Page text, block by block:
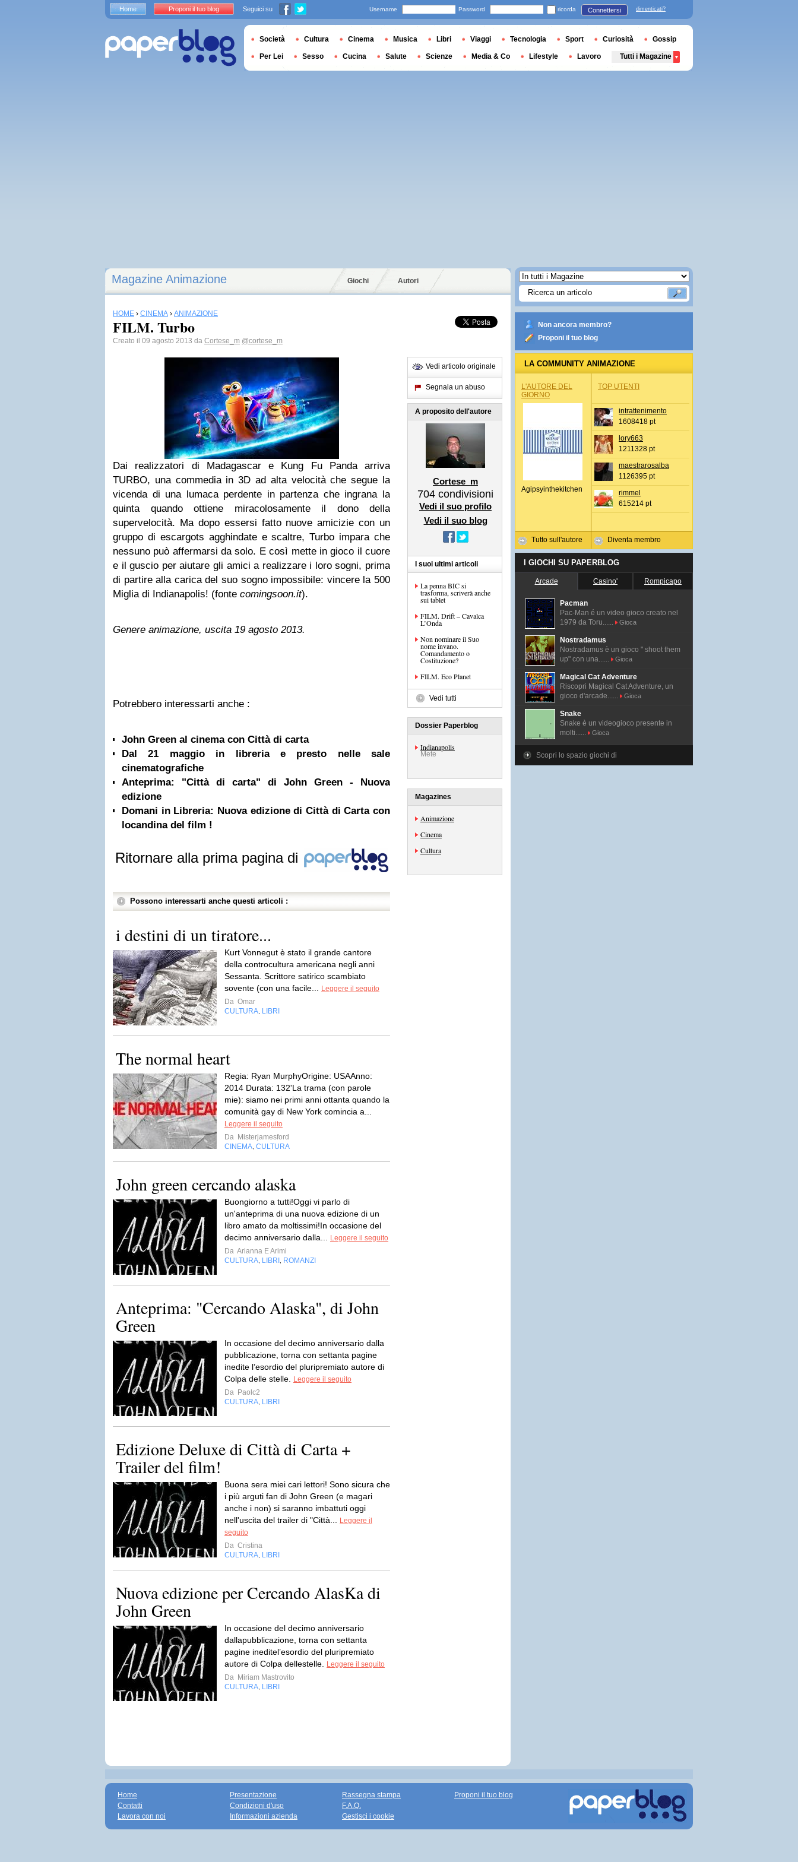
Magazine Animazione Giochi Autori
HOME › CINEMA › ANIMAZIONE
FILM. Turbo
Creato il 09 agosto 2013 da Cortese_m @cortese_m
Dai realizzatori di Madagascar e Kung Fu Panda arriva
TURBO, una commedia in 3D ad alta velocità che segue la
vicenda di una lumaca perdente in partenza che ingrana la
quinta quando ottiene miracolosamente il dono della
supervelocità. Ma dopo essersi fatto nuove amicizie con un
gruppo di escargots agghindate e scaltre, Turbo impara che
nessuno può affermarsi da solo. E così mette in gioco il cuore
e il guscio per aiutare gli amici a realizzare i loro sogni, prima
di partire alla carica del suo sogno impossibile: vincere la 500
Miglia di Indianapolis! (fonte comingsoon.it).
Genere animazione, uscita 19 agosto 2013.
Potrebbero interessarti anche :
John Green al cinema con Città di carta
Dal 21 maggio in libreria e presto nelle sale
cinematografiche
Anteprima: "Città di carta" di John Green - Nuova
edizione
Domani in Libreria: Nuova edizione di Città di Carta con
locandina del film !
Ritornare alla prima pagina di
Possono interessarti anche questi articoli :
i destini di un tiratore...
Kurt Vonnegut è stato il grande cantore
della controcultura americana negli anni
Sessanta. Scrittore satirico scambiato
sovente (con una facile...
Leggere il seguito
Da Omar
CULTURA LIBRI
The normal heart
Regia: Ryan MurphyOrigine: USAAnno:
2014 Durata: 132'La trama (con parole
mie): siamo nei primi anni ottanta quando la
comunità gay di New York comincia a...
Leggere il seguito
Da Misterjamesford
CINEMA CULTURA
John green cercando alaska
Buongiorno a tutti!Oggi vi parlo di
un'anteprima di una nuova edizione di un
libro amato da moltissimi!In occasione del
decimo anniversario dalla...
Leggere il seguito
Da Arianna E Arimi
CULTURA LIBRI ROMANZI
Anteprima: "Cercando Alaska", di John
Green
In occasione del decimo anniversario dalla
pubblicazione, torna con settanta pagine
inedite l’esordio del pluripremiato autore di
Colpa delle stelle.
Leggere il seguito
Da Paolc2
CULTURA LIBRI
Edizione Deluxe di Città di Carta +
Trailer del film!
Buona sera miei cari lettori! Sono sicura che
i più arguti fan di John Green (e magari
anche i non) si saranno imbattuti oggi
nell'uscita del trailer di "Città...
Leggere il
seguito
Da Cristina
CULTURA LIBRI
Nuova edizione per Cercando AlasKa di
John Green
In occasione del decimo anniversario
dallapubblicazione, torna con settanta
pagine ineditel’esordio del pluripremiato
autore di Colpa dellestelle.
Leggere il seguito
Da Miriam Mastrovito
CULTURA LIBRI
Vedi articolo originale
Segnala un abuso
A proposito dell'autore
Cortese_m
704 condivisioni
Vedi il suo profilo
Vedi il suo blog
I suoi ultimi articoli
La penna BIC si
trasforma, scriverà anche
sui tablet
FILM. Drift – Cavalca
L’Onda
Non nominare il Suo
nome invano.
Comandamento o
Costituzione?
FILM. Eco Planet
Vedi tutti
Dossier Paperblog
Indianapolis
Mete
Magazines
Animazione
Cinema
Cultura
Non ancora membro?
Proponi il tuo blog
LA COMMUNITY ANIMAZIONE
L'AUTORE DEL
GIORNO
Agipsyinthekitchen
Tutto sull'autore
TOP UTENTI
intrattenimento
1608418 pt
lory663
1211328 pt
maestrarosalba
1126395 pt
rimmel
615214 pt
Diventa membro
I GIOCHI SU PAPERBLOG
Arcade Casino' Rompicapo
Pacman
Pac-Man é un video gioco creato nel
1979 da Toru......
Gioca
Nostradamus
Nostradamus è un gioco " shoot them
up" con una......
Gioca
Magical Cat Adventure
Riscopri Magical Cat Adventure, un
gioco d'arcade......
Gioca
Snake
Snake è un videogioco presente in
molti......
Gioca
Scopri lo spazio giochi di
Home Proponi il tuo blog Seguici su Username Password ricorda Connettersi dimenticati?
Società Cultura Cinema Musica Libri Viaggi Tecnologia Sport Curiosità Gossip
Per Lei Sesso Cucina Salute Scienze Media & Co Lifestyle Lavoro Tutti i Magazine
Home
Contatti
Lavora con noi
Presentazione
Condizioni d'uso
Informazioni azienda
Rassegna stampa
F.A.Q.
Gestisci i cookie
Proponi il tuo blog